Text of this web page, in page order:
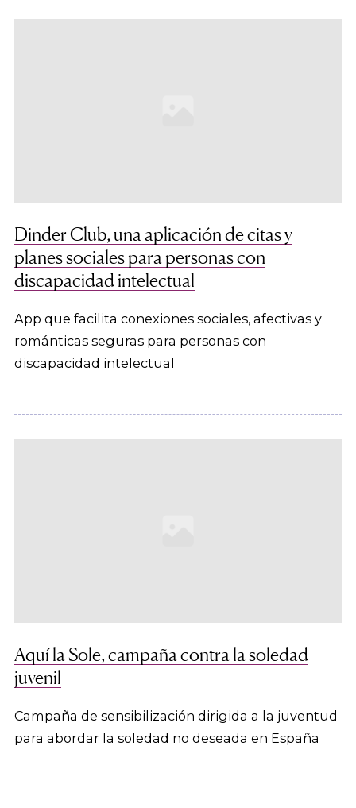
Dinder Club, una aplicación de citas y
planes sociales para personas con
discapacidad intelectual
App que facilita conexiones sociales, afectivas y
románticas seguras para personas con
discapacidad intelectual
Aquí la Sole, campaña contra la soledad
juvenil
Campaña de sensibilización dirigida a la juventud
para abordar la soledad no deseada en España